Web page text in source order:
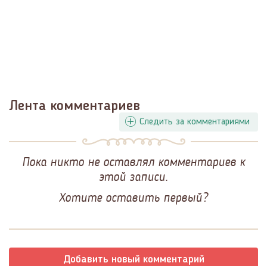
Лента комментариев
Следить за комментариями
Пока никто не оставлял комментариев к
этой записи.
Хотите оставить первый?
Добавить новый комментарий